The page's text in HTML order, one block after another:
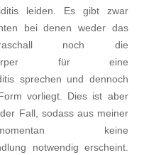
leiden. Es gibt zwar
bei denen weder das
noch die
für eine
sprechen und dennoch
vorliegt. Dies ist aber
Fall, sodass aus meiner
keine
notwendig erscheint.